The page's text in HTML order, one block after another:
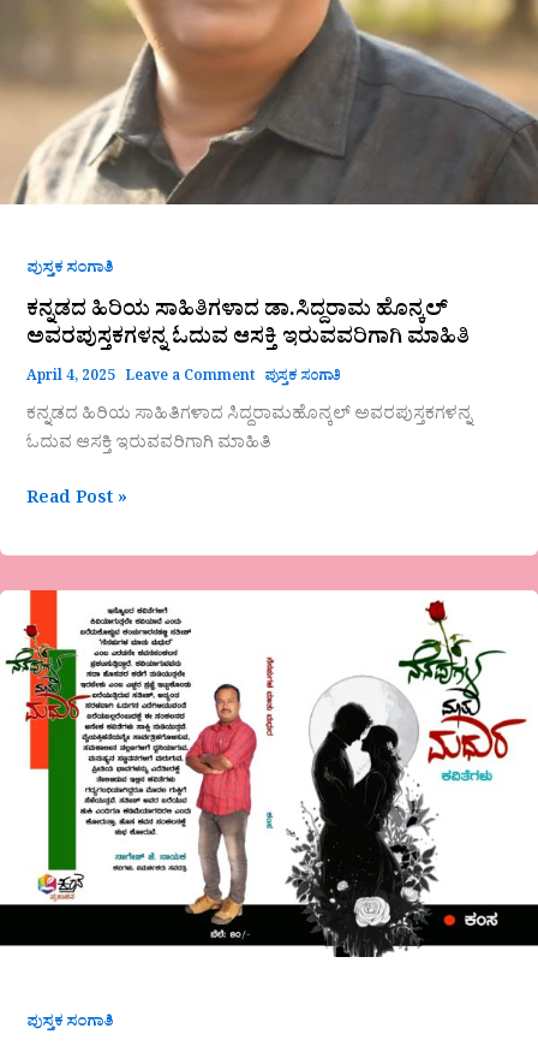
ಪುಸ್ತಕ ಸಂಗಾತಿ
ಕನ್ನಡದ ಹಿರಿಯ ಸಾಹಿತಿಗಳಾದ ಡಾ.ಸಿದ್ದರಾಮ ಹೊನ್ಕಲ್‌
ಅವರಪುಸ್ತಕಗಳನ್ನ ಓದುವ ಆಸಕ್ತಿ ಇರುವವರಿಗಾಗಿ ಮಾಹಿತಿ
April 4, 2025 Leave a Comment ಪುಸ್ತಕ ಸಂಗಾತಿ
ಕನ್ನಡದ ಹಿರಿಯ ಸಾಹಿತಿಗಳಾದ ಸಿದ್ದರಾಮಹೊನ್ಕಲ್‌ ಅವರಪುಸ್ತಕಗಳನ್ನ
ಓದುವ ಆಸಕ್ತಿ ಇರುವವರಿಗಾಗಿ ಮಾಹಿತಿ
Read Post »
ಪುಸ್ತಕ ಸಂಗಾತಿ
(ಕಂಚುಗಾರನಹಳ್ಳಿ
ಸತೀಶ್)ಅವರ
“ನೆನಪುಗಳ
ಮಾತು
ಮಧುರ”
ಕೃತಿಯ
ಅವಲೋಕನ
ಭುವನೇಶ್ವರಿ
ಅಂಗಡಿ